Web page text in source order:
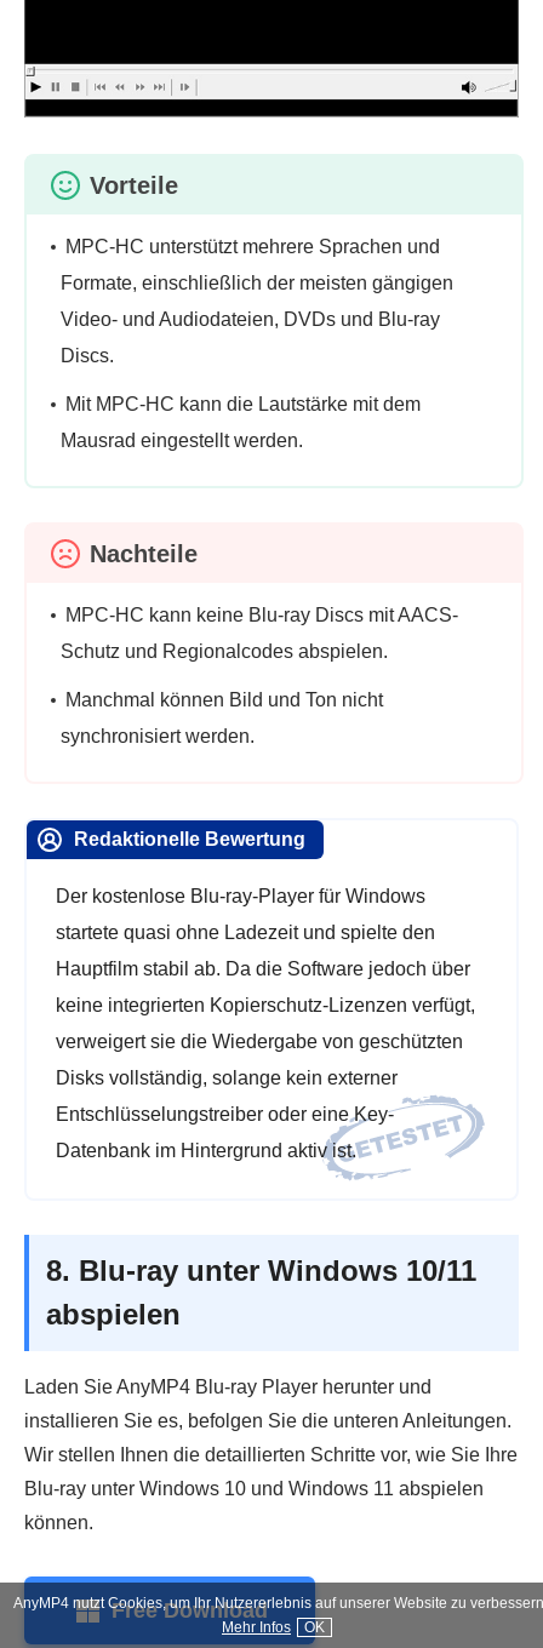
Vorteile
MPC-HC unterstützt mehrere Sprachen und
Formate, einschließlich der meisten gängigen
Video- und Audiodateien, DVDs und Blu-ray
Discs.
Mit MPC-HC kann die Lautstärke mit dem
Mausrad eingestellt werden.
Nachteile
MPC-HC kann keine Blu-ray Discs mit AACS-
Schutz und Regionalcodes abspielen.
Manchmal können Bild und Ton nicht
synchronisiert werden.
Redaktionelle Bewertung
Der kostenlose Blu-ray-Player für Windows
startete quasi ohne Ladezeit und spielte den
Hauptfilm stabil ab. Da die Software jedoch über
keine integrierten Kopierschutz-Lizenzen verfügt,
verweigert sie die Wiedergabe von geschützten
Disks vollständig, solange kein externer
Entschlüsselungstreiber oder eine Key-
Datenbank im Hintergrund aktiv ist.
8. Blu-ray unter Windows 10/11
abspielen
Laden Sie AnyMP4 Blu-ray Player herunter und
installieren Sie es, befolgen Sie die unteren Anleitungen.
Wir stellen Ihnen die detaillierten Schritte vor, wie Sie Ihre
Blu-ray unter Windows 10 und Windows 11 abspielen
können.
Free Download
AnyMP4 nutzt Cookies, um Ihr Nutzererlebnis auf unserer Website zu
Mehr Infos
OK